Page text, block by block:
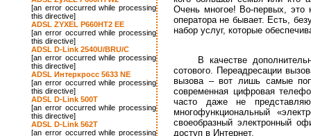
[an error occurred while processing
this directive]
ADSL ZYXEL P660HT2 EE
[an error occurred while processing
this directive]
ADSL D-Link 2540U/BRU/C
[an error occurred while processing
this directive]
ADSL Интеркросс 5633 NE
[an error occurred while processing
this directive]
ADSL D-Link 500T
[an error occurred while processing
this directive]
ADSL D-Link 562T
[an error occurred while processing
Очень многое! Во-первых, это
оператора не бывает. Есть,
набор услуг, которые
В качестве
сотового. Переадресации
вызова – вот лишь самые
современная цифровая
часто даже не
многофункциональный
своеобразный электронный
доступ в Интернет.